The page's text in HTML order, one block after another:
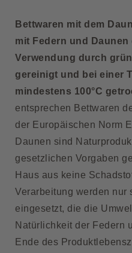
Bettwaren mit dem
mit Federn und
Verwendung durch
gereinigt und bei einer
mindestens 100°C
entsprechen Bettwaren
der Europäischen Norm
Daunen sind
gesetzlichen Vorgaben
Haus aus keine
Verarbeitung werden nur
eingesetzt, die die
Natürlichkeit der Federn
Ende des